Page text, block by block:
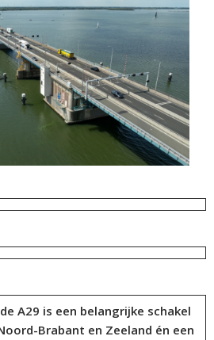
A29 is een belangrijke schakel
Brabant en Zeeland én een